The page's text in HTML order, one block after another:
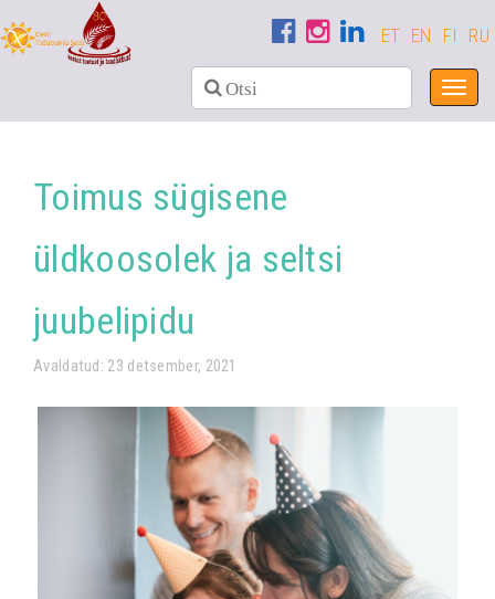
ET EN FI RU
Toimus sügisene
üldkoosolek ja seltsi
juubelipidu
Avaldatud: 23 detsember, 2021